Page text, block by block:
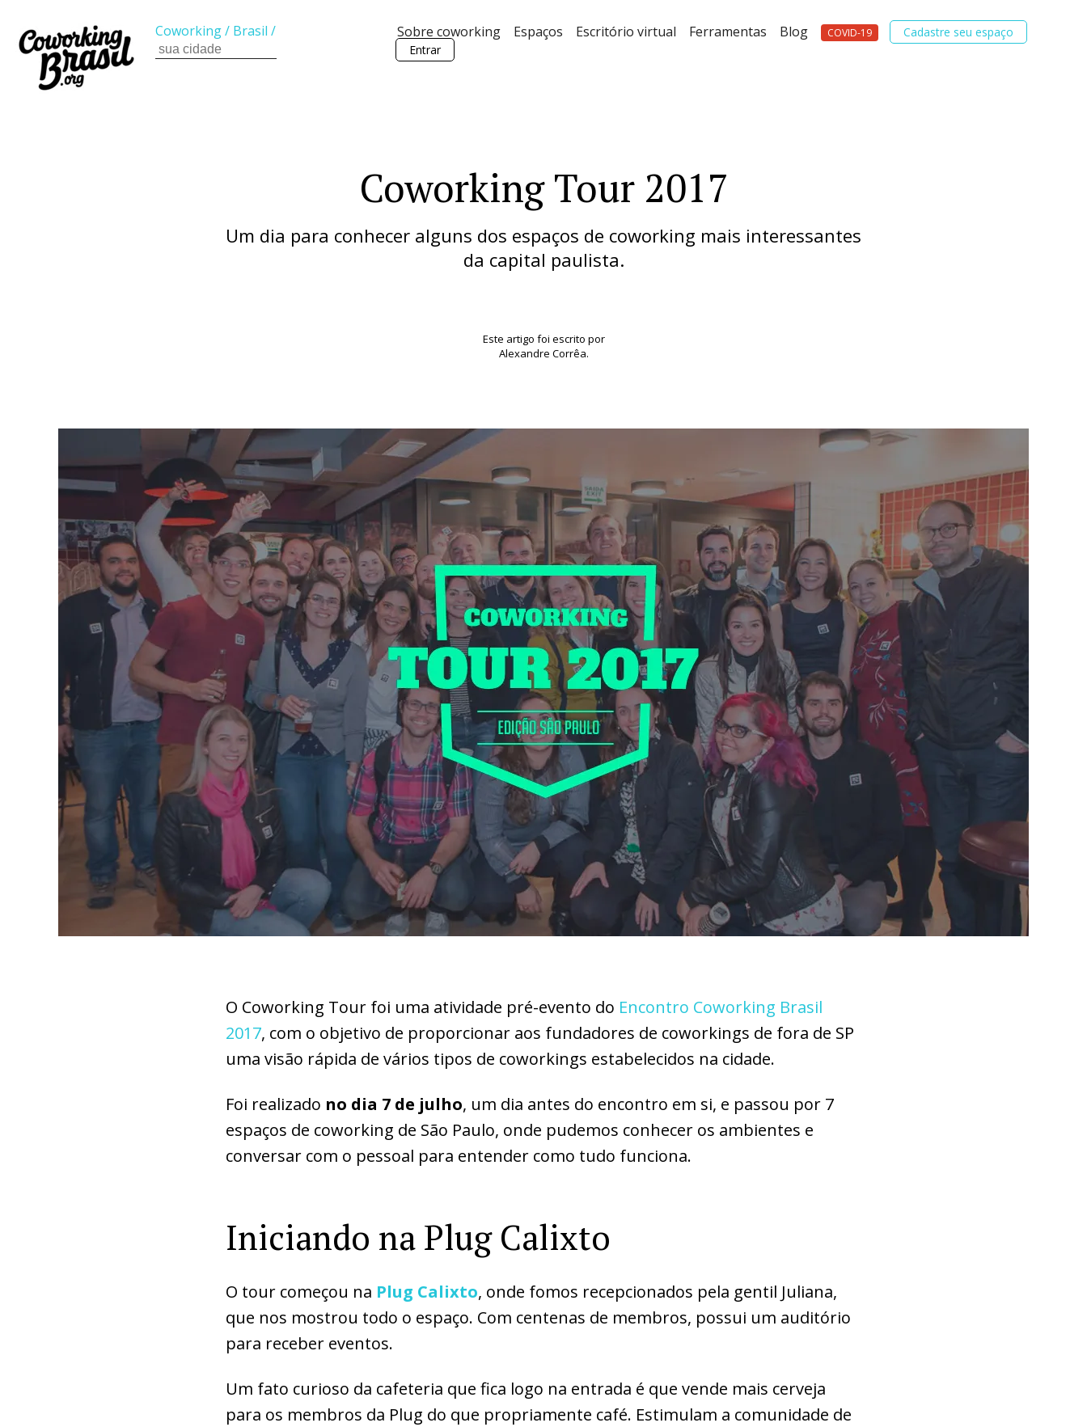
Sobre coworking Espaços Escritório virtual Ferramentas Blog COVID-19
Cadastre seu espaço
Entrar
Coworking/ Brasil /
Coworking Tour 2017
Um dia para conhecer alguns dos espaços de coworking mais interessantes
da capital paulista.
Este artigo foi escrito por
Alexandre Corrêa.
O Coworking Tour foi uma atividade pré-evento do Encontro Coworking Brasil
2017, com o objetivo de proporcionar aos fundadores de coworkings de fora de SP
uma visão rápida de vários tipos de coworkings estabelecidos na cidade.
Foi realizado no dia 7 de julho, um dia antes do encontro em si, e passou por 7
espaços de coworking de São Paulo, onde pudemos conhecer os ambientes e
conversar com o pessoal para entender como tudo funciona.
Iniciando na Plug Calixto
O tour começou na Plug Calixto, onde fomos recepcionados pela gentil Juliana,
que nos mostrou todo o espaço. Com centenas de membros, possui um auditório
para receber eventos.
Um fato curioso da cafeteria que fica logo na entrada é que vende mais cerveja
para os membros da Plug do que propriamente café. Estimulam a comunidade de